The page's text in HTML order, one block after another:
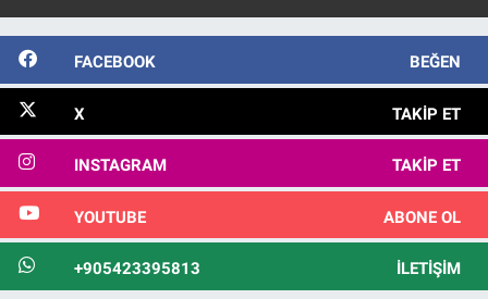
FACEBOOK BEĞEN
X TAKIP ET
INSTAGRAM TAKIP ET
YOUTUBE ABONE OL
+905423395813 İLETIŞIM